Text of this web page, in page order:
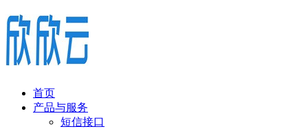
首页
产品与服务
短信接口